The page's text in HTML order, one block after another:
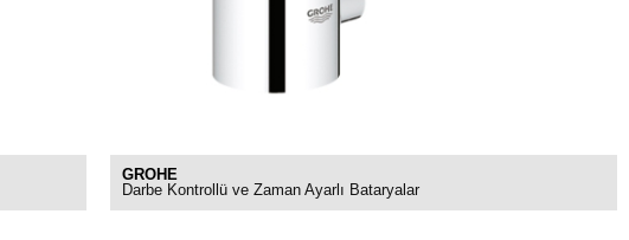
GROHE
Darbe Kontrollü ve Zaman Ayarlı Bataryalar